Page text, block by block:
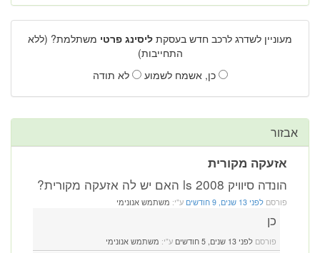
מעוניין לשדרג לרכב חדש בעסקת ליסינג פרטי משתלמת? (ללא
התחייבות)
כן, אשמח לשמוע
לא תודה
אבזור
אזעקה מקורית
הונדה סיוויק 2008 ls האם יש לה אזעקה מקורית?
פורסם לפני 13 שנים, 9 חודשים ע"י: משתמש אנונימי
כן
פורסם לפני 13 שנים, 5 חודשים ע"י: משתמש אנונימי